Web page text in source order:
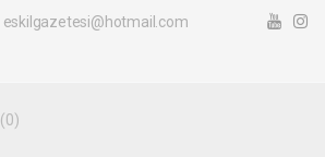
eskilgazetesi@hotmail.com
(0)